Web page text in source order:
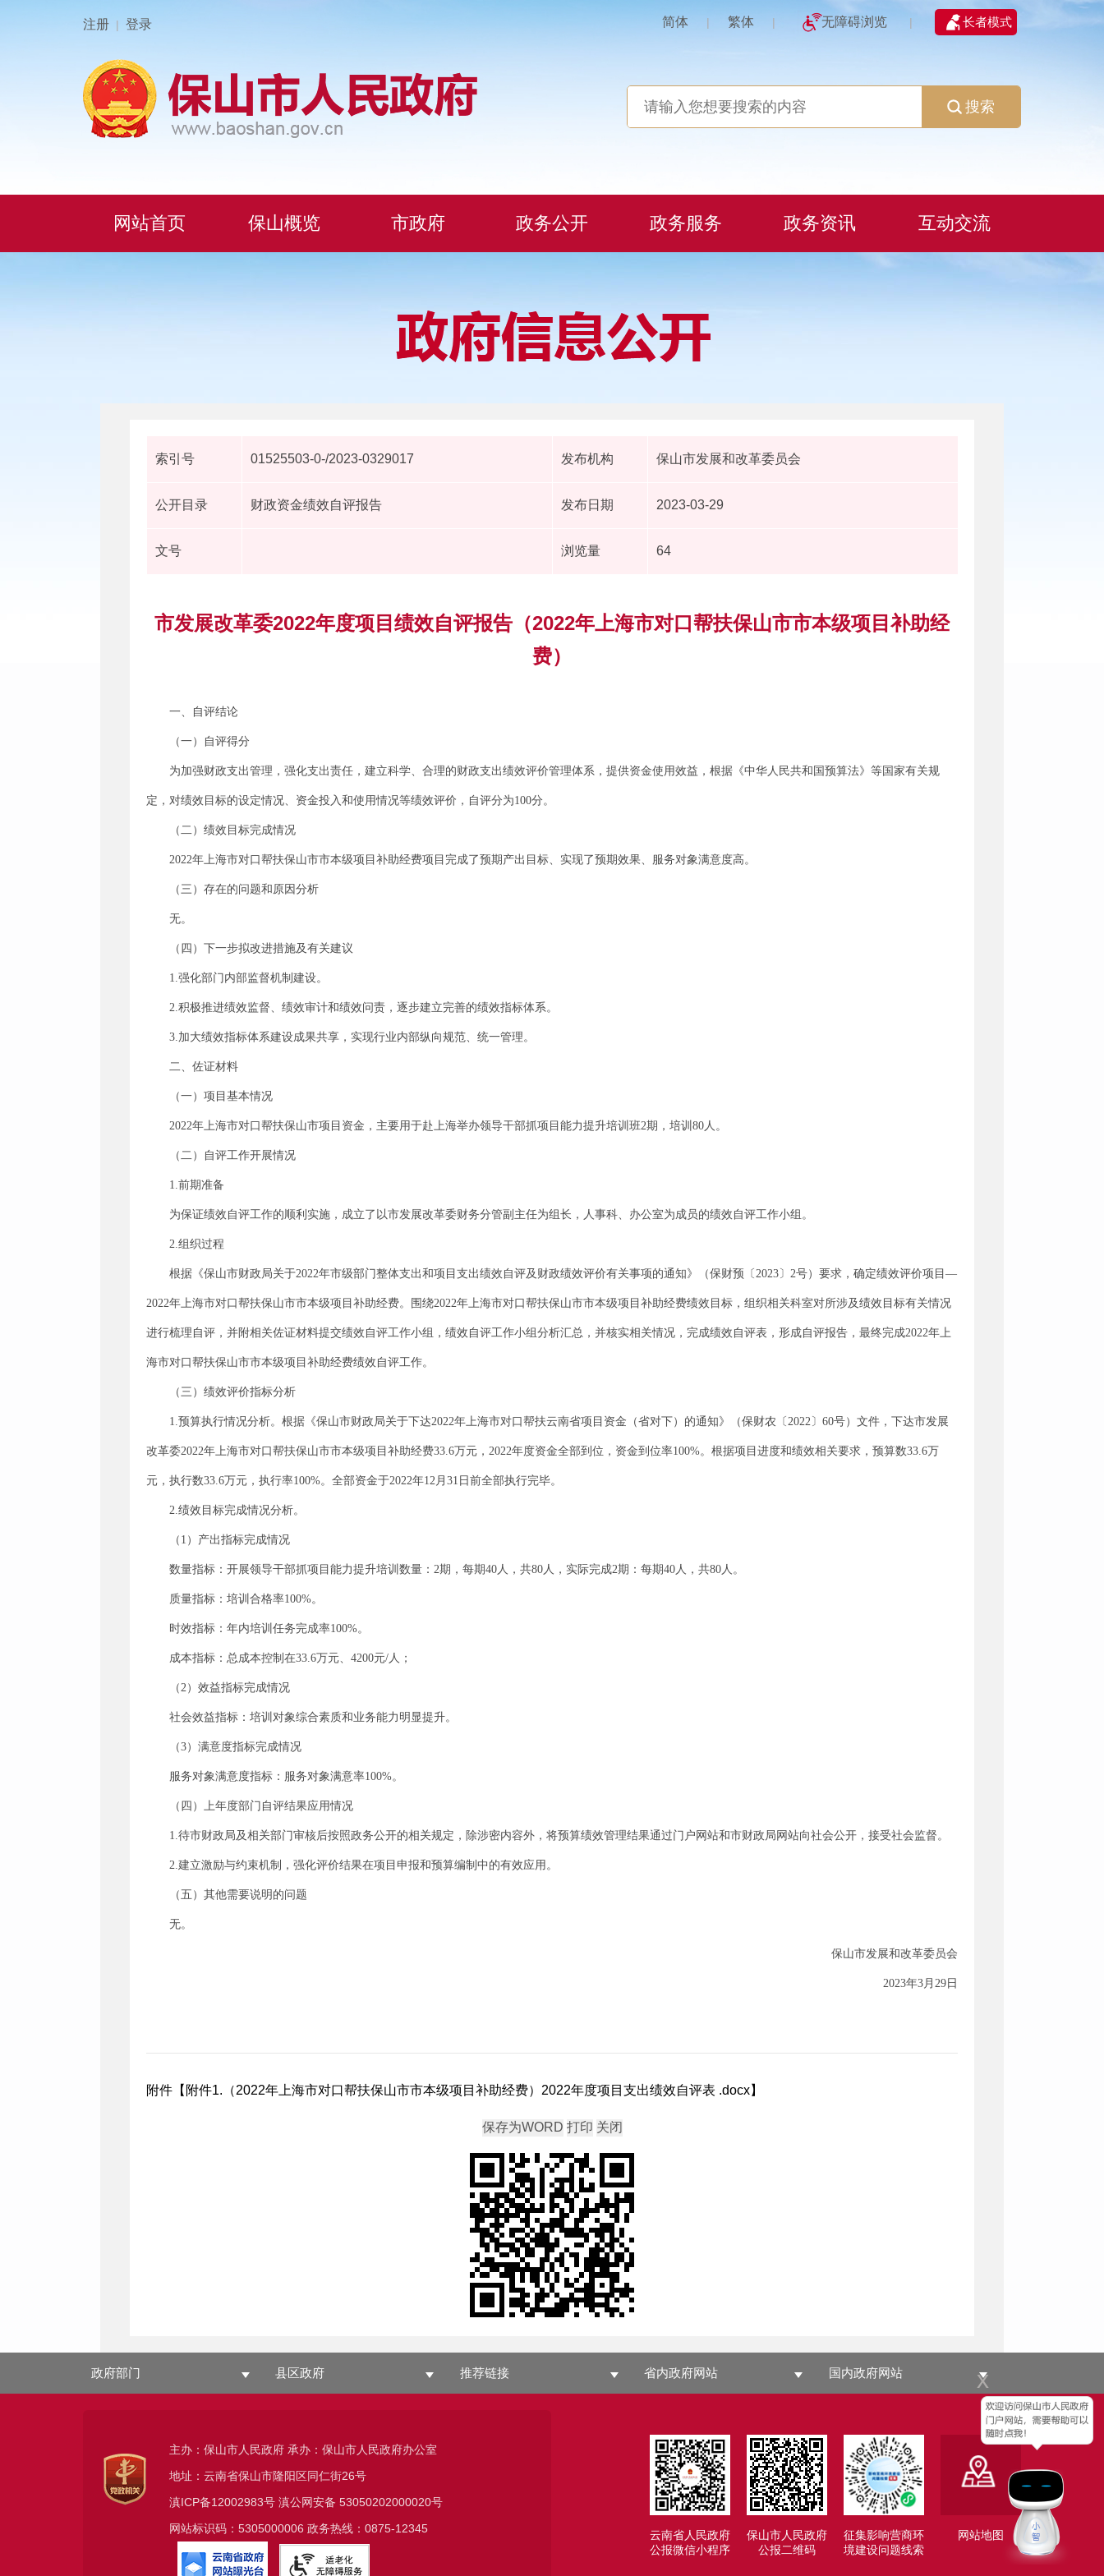
注册 | 登录 简体 | 繁体 | 无障碍浏览 | 长者模式
x
搜索
网站首页 保山概览 市政府 政务公开 政务服务 政务资讯 互动交流
索引号 01525503-0-/2023-0329017 发布机构 保山市发展和改革委员会
公开目录 财政资金绩效自评报告 发布日期 2023-03-29
文号 浏览量 64
市发展改革委2022年度项目绩效自评报告（2022年上海市对口帮扶保山市市本级项目补助经
费）
一、自评结论
（一）自评得分
为加强财政支出管理，强化支出责任，建立科学、合理的财政支出绩效评价管理体系，提供资金使用效益，根据《中华人民共和国预算法》等国家有关规
定，对绩效目标的设定情况、资金投入和使用情况等绩效评价，自评分为100分。
（二）绩效目标完成情况
2022年上海市对口帮扶保山市市本级项目补助经费项目完成了预期产出目标、实现了预期效果、服务对象满意度高。
（三）存在的问题和原因分析
无。
（四）下一步拟改进措施及有关建议
1.强化部门内部监督机制建设。
2.积极推进绩效监督、绩效审计和绩效问责，逐步建立完善的绩效指标体系。
3.加大绩效指标体系建设成果共享，实现行业内部纵向规范、统一管理。
二、佐证材料
（一）项目基本情况
2022年上海市对口帮扶保山市项目资金，主要用于赴上海举办领导干部抓项目能力提升培训班2期，培训80人。
（二）自评工作开展情况
1.前期准备
为保证绩效自评工作的顺利实施，成立了以市发展改革委财务分管副主任为组长，人事科、办公室为成员的绩效自评工作小组。
2.组织过程
根据《保山市财政局关于2022年市级部门整体支出和项目支出绩效自评及财政绩效评价有关事项的通知》（保财预〔2023〕2号）要求，确定绩效评价项目—
2022年上海市对口帮扶保山市市本级项目补助经费。围绕2022年上海市对口帮扶保山市市本级项目补助经费绩效目标，组织相关科室对所涉及绩效目标有关情况
进行梳理自评，并附相关佐证材料提交绩效自评工作小组，绩效自评工作小组分析汇总，并核实相关情况，完成绩效自评表，形成自评报告，最终完成2022年上
海市对口帮扶保山市市本级项目补助经费绩效自评工作。
（三）绩效评价指标分析
1.预算执行情况分析。根据《保山市财政局关于下达2022年上海市对口帮扶云南省项目资金（省对下）的通知》（保财农〔2022〕60号）文件，下达市发展
改革委2022年上海市对口帮扶保山市市本级项目补助经费33.6万元，2022年度资金全部到位，资金到位率100%。根据项目进度和绩效相关要求，预算数33.6万
元，执行数33.6万元，执行率100%。全部资金于2022年12月31日前全部执行完毕。
2.绩效目标完成情况分析。
（1）产出指标完成情况
数量指标：开展领导干部抓项目能力提升培训数量：2期，每期40人，共80人，实际完成2期：每期40人，共80人。
质量指标：培训合格率100%。
时效指标：年内培训任务完成率100%。
成本指标：总成本控制在33.6万元、4200元/人；
（2）效益指标完成情况
社会效益指标：培训对象综合素质和业务能力明显提升。
（3）满意度指标完成情况
服务对象满意度指标：服务对象满意率100%。
（四）上年度部门自评结果应用情况
1.待市财政局及相关部门审核后按照政务公开的相关规定，除涉密内容外，将预算绩效管理结果通过门户网站和市财政局网站向社会公开，接受社会监督。
2.建立激励与约束机制，强化评价结果在项目申报和预算编制中的有效应用。
（五）其他需要说明的问题
无。
保山市发展和改革委员会
2023年3月29日
附件【 附件1.（2022年上海市对口帮扶保山市市本级项目补助经费）2022年度项目支出绩效自评表 .docx】
政府部门 县区政府 推荐链接 省内政府网站 国内政府网站
云南省人民政府
公报微信小程序
保山市人民政府
公报二维码
征集影响营商环
境建设问题线索
网站地图
主办：保山市人民政府 承办：保山市人民政府办公室
地址：云南省保山市隆阳区同仁街26号
滇ICP备12002983号滇公网安备 53050202000020号
网站标识码：5305000006 政务热线：0875-12345